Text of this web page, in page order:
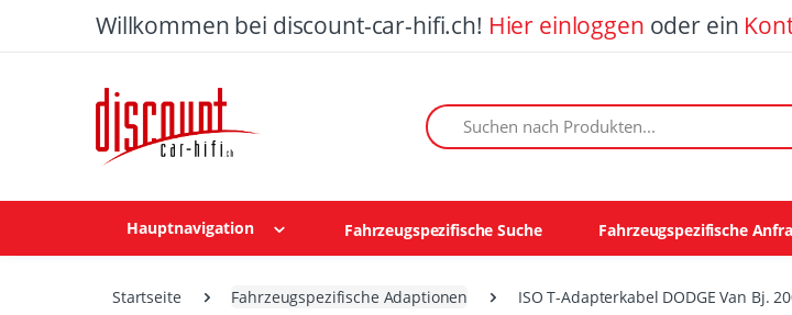
Willkommen bei discount-car-hifi.ch! Hier einloggen oder ein
Suchen nach Produkten:
Hauptnavigation Fahrzeugspezifische Suche Fahrzeugspezifische
Startseite Fahrzeugspezifische Adaptionen ISO T-Adapterkabel DODGE Van Bj.